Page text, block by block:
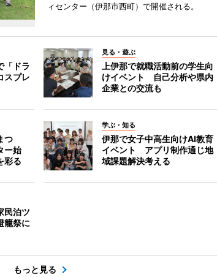
ィセンター（伊那市西町）で開催される。
「ドラ
スプレ
見る・遊ぶ
上伊那で就職活動前の学生向
けイベント 自己分析や県内
企業との交流も
つ
ー始
彩る
学ぶ・知る
伊那で女子中高生向けAI教育
イベント アプリ制作通じ地
域課題解決考える
民泊ツ
籠祭に
もっと見る